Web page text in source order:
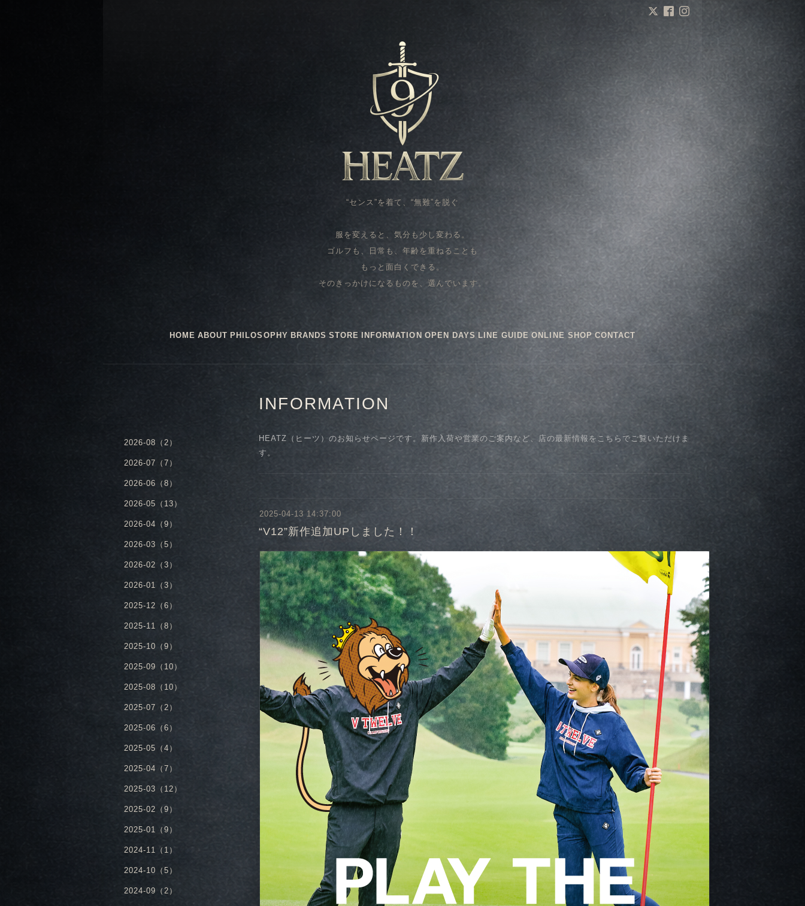
“センス”を着て、“無難”を脱ぐ
服を変えると、気分も少し変わる。
ゴルフも、日常も、年齢を重ねることも
もっと面白くできる。
そのきっかけになるものを、選んでいます。
HOME ABOUT PHILOSOPHY BRANDS STORE INFORMATION OPEN DAYS LINE GUIDE ONLINE SHOP CONTACT
INFORMATION
HEATZ（ヒーツ）のお知らせページです。新作入荷や営業のご案内など、店の最新情報をこちらでご覧いただけま
す。
2025-04-13 14:37:00
“V12”新作追加UPしました！！
2026-08（2）
2026-07（7）
2026-06（8）
2026-05（13）
2026-04（9）
2026-03（5）
2026-02（3）
2026-01（3）
2025-12（6）
2025-11（8）
2025-10（9）
2025-09（10）
2025-08（10）
2025-07（2）
2025-06（6）
2025-05（4）
2025-04（7）
2025-03（12）
2025-02（9）
2025-01（9）
2024-11（1）
2024-10（5）
2024-09（2）